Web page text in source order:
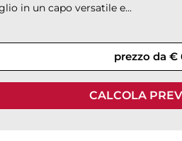
in un capo versatile e...
prezzo da €
CALCOLA